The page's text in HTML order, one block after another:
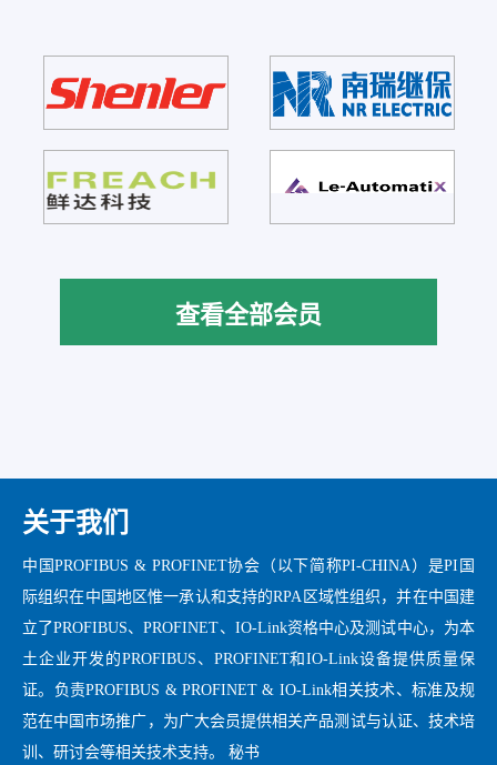
查看全部会员
关于我们
中国PROFIBUS & PROFINET协会（以下简称PI-CHINA）是PI国
际组织在中国地区惟一承认和支持的RPA区域性组织，并在中国建
立了PROFIBUS、PROFINET、IO-Link资格中心及测试中心，为本
土企业开发的PROFIBUS、PROFINET和IO-Link设备提供质量保
证。负责PROFIBUS & PROFINET & IO-Link相关技术、标准及规
范在中国市场推广，为广大会员提供相关产品测试与认证、技术培
训、研讨会等相关技术支持。 秘书